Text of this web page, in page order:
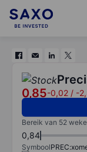
0,85-0,02 / -
Bereik van 52
0,84
Symbool